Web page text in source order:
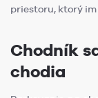
priestoru, ktorý
Chodník
chodia